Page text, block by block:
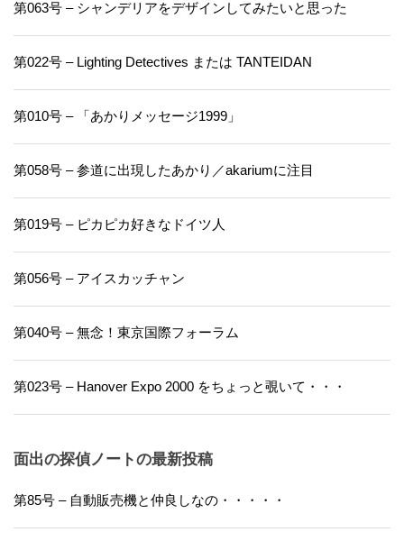
第063号 – シャンデリアをデザインしてみたいと思った
第022号 – Lighting Detectives または TANTEIDAN
第010号 – 「あかりメッセージ1999」
第058号 – 参道に出現したあかり／akariumに注目
第019号 – ピカピカ好きなドイツ人
第056号 – アイスカッチャン
第040号 – 無念！東京国際フォーラム
第023号 – Hanover Expo 2000 をちょっと覗いて・・・
面出の探偵ノートの最新投稿
第85号 – 自動販売機と仲良しなの・・・・・